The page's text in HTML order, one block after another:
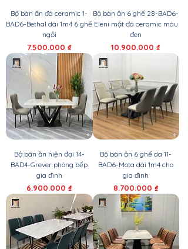
Bộ bàn ăn đá ceramic 1-
BAD6-Bethal dài 1m4 6 ghế
ngồi
Giá
7.500.000 ₫
Bộ bàn ăn 6 ghế 28-BAD6-
Eleni mặt đá ceramic màu
đen
Giá
10.900.000 ₫
Bộ bàn ăn hiện đại 14-
BAD4-Grever phòng bếp
gia đình
Giá
6.900.000 ₫
Bộ bàn ăn 6 ghế da 11-
BAD6-Mota dài 1m4 cho
gia đình
Giá
8.700.000 ₫